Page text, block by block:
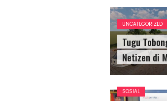
UNCATEGORIZED
Tugu
Netizen di
SOSIAL